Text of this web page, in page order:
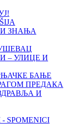
ЗНАЊА
– УЛИЦЕ И
БАЊЕ
ПРЕДАКА
И
- SPOMENICI